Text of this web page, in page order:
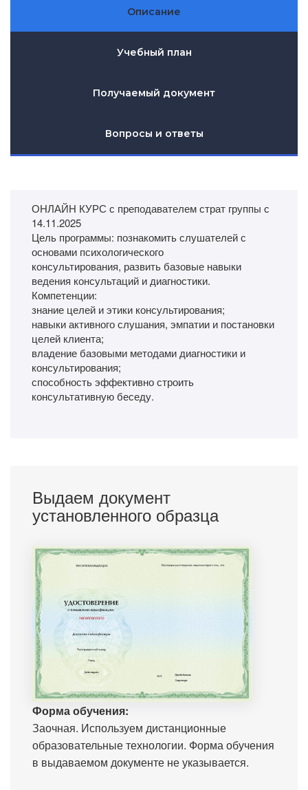
Описание
Учебный план
Получаемый документ
Вопросы и ответы
ОНЛАЙН КУРС с преподавателем страт группы с
14.11.2025
Цель программы: познакомить слушателей с
основами психологического
консультирования, развить базовые навыки
ведения консультаций и диагностики.
Компетенции:
знание целей и этики консультирования;
навыки активного слушания, эмпатии и постановки
целей клиента;
владение базовыми методами диагностики и
консультирования;
способность эффективно строить
консультативную беседу.
Выдаем документ
установленного образца
Форма обучения:
Заочная. Используем дистанционные
образовательные технологии. Форма обучения
в выдаваемом документе не указывается.